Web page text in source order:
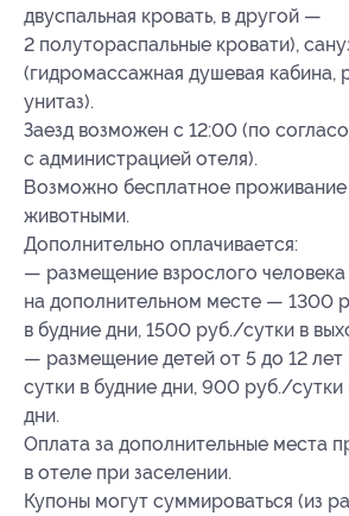
двуспальная кровать, в другой —
2 полутораспальные кровати),
(гидромассажная душевая кабина,
унитаз).
Заезд возможен с 12:00 (по
с администрацией отеля).
Возможно бесплатное
животными.
Дополнительно оплачивается:
— размещение взрослого человека
на дополнительном месте — 1300
в будние дни, 1500 руб./сутки в
— размещение детей от 5 до 12
сутки в будние дни, 900 руб./сутки
дни.
Оплата за дополнительные места
в отеле при заселении.
Купоны могут суммироваться (из